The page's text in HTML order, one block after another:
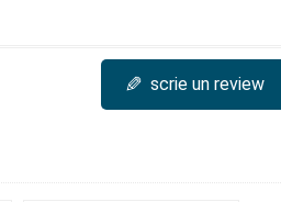
✎ scrie un review